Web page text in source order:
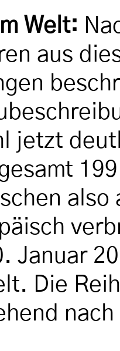
Welt:
aus
jetzt
also
Januar
Die
nach